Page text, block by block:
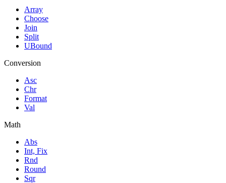
Array
Choose
Join
Split
UBound
Conversion
Asc
Chr
Format
Val
Math
Abs
Int, Fix
Rnd
Round
Sqr